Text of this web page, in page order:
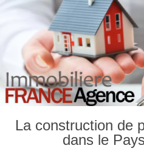
La construction de
dans le